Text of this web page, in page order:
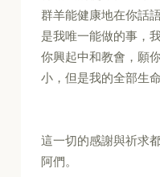
群羊能健康地在你話
是我唯一能做的事，
你興起中和教會，願
小，但是我的全部生
這一切的感謝與祈求
阿們。